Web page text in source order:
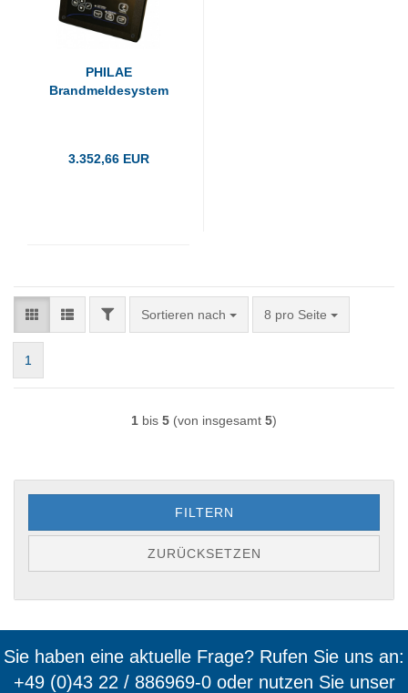
PHILAE
Brandmeldesystem
3.352,66 EUR
FILTERSortieren nach
Sortieren nach 8 pro Seite
pro Seite
1
1 bis 5 (von insgesamt 5)
FILTERN
ZURÜCKSETZEN
Sie haben eine aktuelle Frage? Rufen Sie uns an:
+49 (0)43 22 / 886969-0 oder nutzen Sie unser